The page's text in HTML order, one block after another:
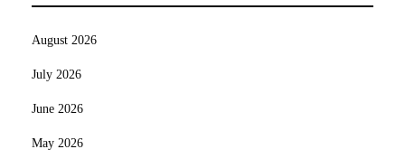
August 2026
July 2026
June 2026
May 2026